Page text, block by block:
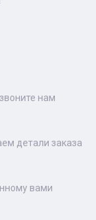
нам
детали заказа
вами